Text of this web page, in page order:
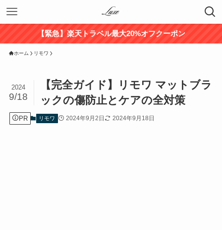
【緊急】楽天トラベル最大20%オフクーポン
ホーム リモワ
【完全ガイド】リモワ マットブラ
ックの傷防止とケアの全対策
2024
9/18
PR リモワ 2024年9月2日 2024年9月18日